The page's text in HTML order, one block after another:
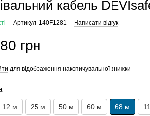
кабель
Артикул: 140F1281 Написати відгук
грн
для відображення накопичувальної знижки
12 м 25 м 50 м 60 м 68 м